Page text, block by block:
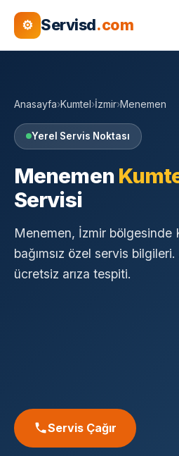
⚙ Servisd.com
Anasayfa›Kumtel›İzmir›Menemen
Yerel Servis Noktası
Menemen
Servisi
Menemen, İzmir bölgesinde
bağımsız özel servis
ücretsiz arıza tespiti.
Servis Çağır